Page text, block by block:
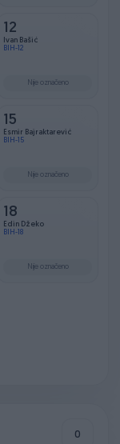
12
Ivan Bašić
BIH-12
Nije označeno
15
Esmir Bajraktarević
BIH-15
Nije označeno
18
Edin Džeko
BIH-18
Nije označeno
0